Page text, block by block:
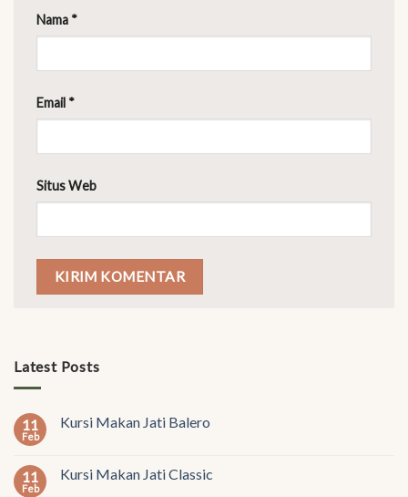
Nama *
Email *
Situs Web
Latest Posts
11
Feb
Kursi Makan Jati Balero
11
Feb
Kursi Makan Jati Classic